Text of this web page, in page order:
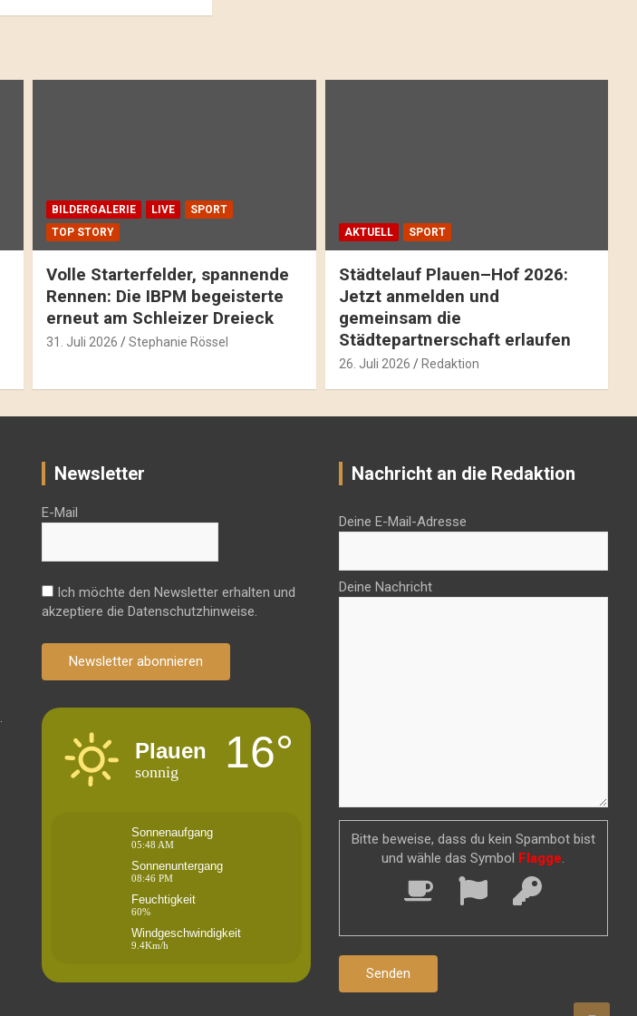
BILDERGALERIE LIVE
SPORT
TOP STORY
Volle Starterfelder, spannende
Rennen: Die IBPM begeisterte
erneut am Schleizer Dreieck
31. Juli 2026 Stephanie Rössel
AKTUELL SPORT
Städtelauf Plauen–Hof 2026:
Jetzt anmelden und
gemeinsam die
Städtepartnerschaft erlaufen
26. Juli 2026 Redaktion
Newsletter
E-Mail
Ich möchte den Newsletter erhalten und
akzeptiere die Datenschutzhinweise.
Newsletter abonnieren
Plauen
sonnig 16°
Sonnenaufgang
05:48 AM
Sonnenuntergang
08:46 PM
Feuchtigkeit
60%
Windgeschwindigkeit
9.4Km/h
Nachricht an die Redaktion
Deine E-Mail-Adresse
Deine Nachricht
Bitte beweise, dass du kein Spambot bist
und wähle das Symbol Flagge